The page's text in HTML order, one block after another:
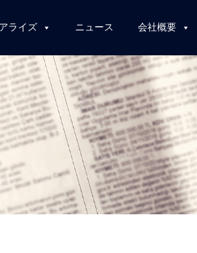
ライズ ニュース 会社概要